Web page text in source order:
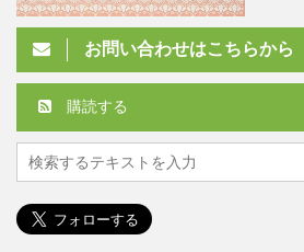
お問い合わせはこちらから
購読する